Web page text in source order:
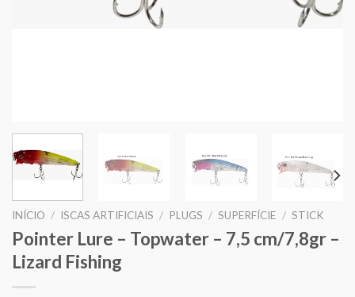
INÍCIO / ISCAS ARTIFICIAIS / PLUGS / SUPERFÍCIE / STICK
Pointer Lure – Topwater – 7,5 cm/7,8gr –
Lizard Fishing